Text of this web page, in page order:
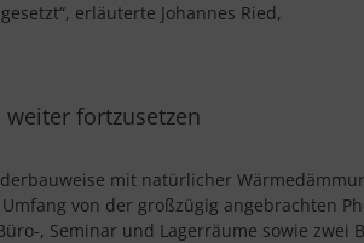
erläuterte Johannes Ried,
fortzusetzen
mit natürlicher
von der großzügig angebrachten
, Seminar und Lagerräume sowie